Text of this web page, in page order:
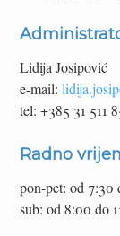
Lidija Josipović
e-mail:
tel: +385 31 511
Radno
pon-pet: od 7:30
sub: od 8:00 do